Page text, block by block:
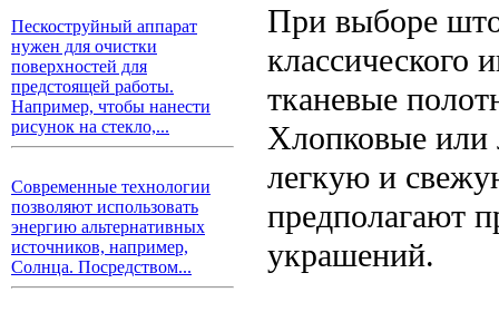
Пескоструйный аппарат
нужен для очистки
поверхностей для
предстоящей работы.
Например, чтобы нанести
рисунок на стекло,...
Современные технологии
позволяют использовать
энергию альтернативных
источников, например,
Солнца. Посредством...
При выборе
классического
тканевые
Хлопковые или
легкую и
предполагают
украшений.